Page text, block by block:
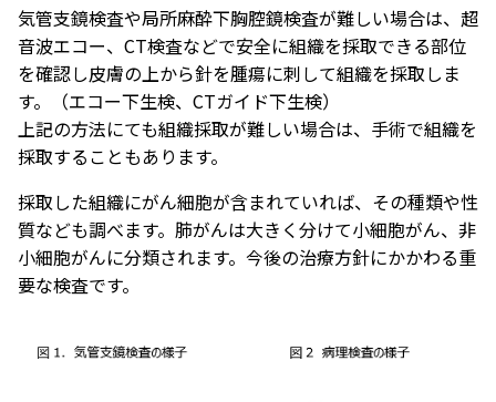
気管支鏡検査や局所麻酔下胸腔鏡検査が難しい場合は、超
音波エコー、CT検査などで安全に組織を採取できる部位
を確認し皮膚の上から針を腫瘍に刺して組織を採取しま
す。（エコー下生検、CTガイド下生検）
上記の方法にても組織採取が難しい場合は、手術で組織を
採取することもあります。
採取した組織にがん細胞が含まれていれば、その種類や性
質なども調べます。肺がんは大きく分けて小細胞がん、非
小細胞がんに分類されます。今後の治療方針にかかわる重
要な検査です。